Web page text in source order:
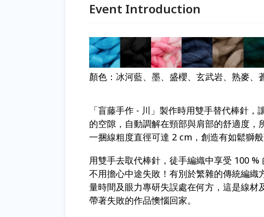
Event Introduction
顏色：冰河藍、墨、盛櫻、玄武岩、熟麥
「盲藤手作 - 川」製作時用雙手替代棒針
的空隙，自動調解在頸部與肩部的舒適度
一捆線粗度直徑可達 2 cm，創造有如鬆獅般
用雙手去取代棒針，徒手編織中享受 100 %
不用擔心中途失敗！有別於繁雜的傳統編
量時間及眼力專研失誤處在何方，這是線
帶著失敗的作品懊惱回家。